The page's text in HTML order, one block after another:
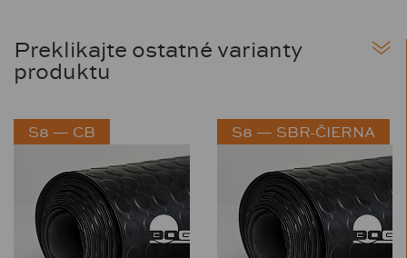
Preklikajte ostatné varianty
produktu
S8 — CB S8 — SBR-ČIERNA